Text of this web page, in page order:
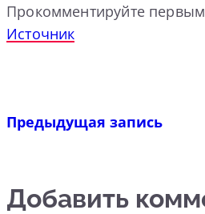
Прокомментируйте
Источник
Предыдущая запись
Добавить